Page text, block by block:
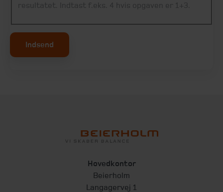
resultatet. Indtast f.eks. 4 hvis opgaven er 1+3.
Indsend
Hovedkontor
Beierholm
Langagervej 1